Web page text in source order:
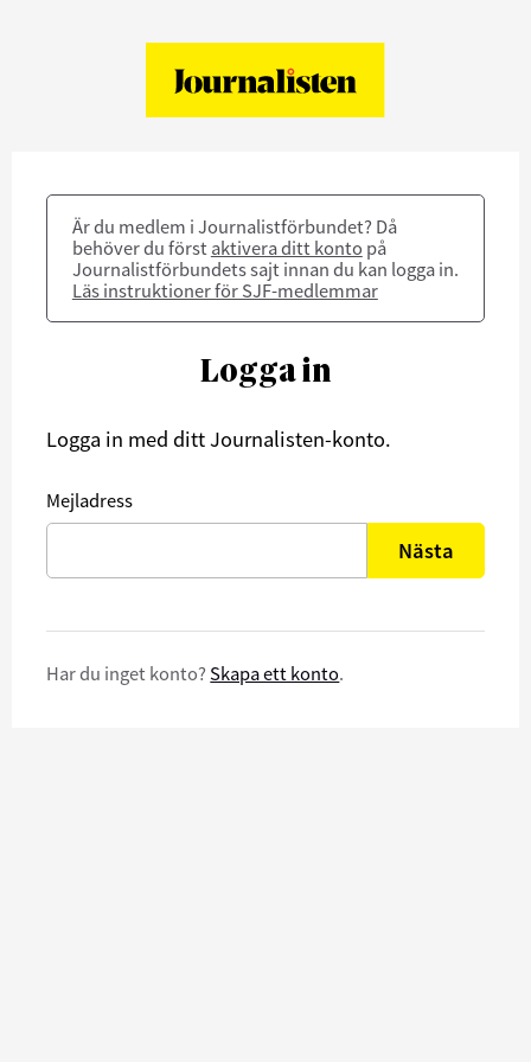
Är du medlem i Journalistförbundet? Då
behöver du först aktivera ditt konto på
Journalistförbundets sajt innan du kan logga in.
Läs instruktioner för SJF-medlemmar
Logga in
Logga in med ditt Journalisten-konto.
Mejladress
Nästa
Har du inget konto? Skapa ett konto.